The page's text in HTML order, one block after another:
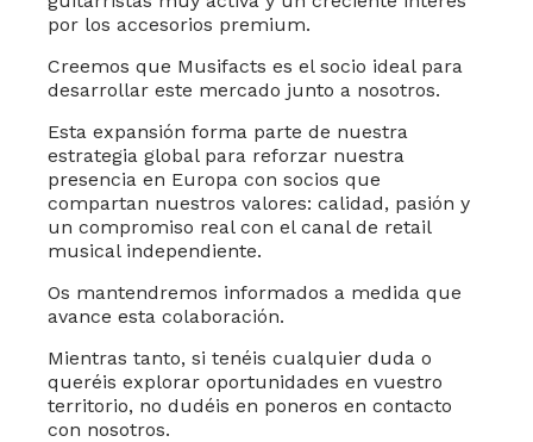
por los accesorios premium.
Creemos que Musifacts es el socio ideal para
desarrollar este mercado junto a nosotros.
Esta expansión forma parte de nuestra
estrategia global para reforzar nuestra
presencia en Europa con socios que
compartan nuestros valores: calidad, pasión y
un compromiso real con el canal de retail
musical independiente.
Os mantendremos informados a medida que
avance esta colaboración.
Mientras tanto, si tenéis cualquier duda o
queréis explorar oportunidades en vuestro
territorio, no dudéis en poneros en contacto
con nosotros.